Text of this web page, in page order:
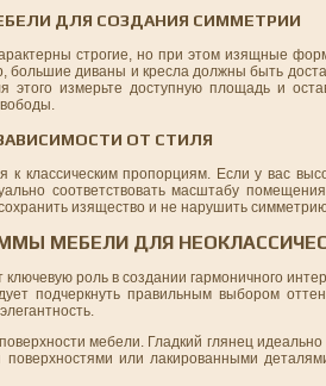
ДЛЯ СОЗДАНИЯ СИММЕТРИИ
строгие, но при этом изящные
диваны и кресла должны быть
этого измерьте доступную площадь и
ОТ СТИЛЯ
к классическим пропорциям. Если у вас
соответствовать масштабу
изящество и не нарушить симметрию
МЕБЕЛИ ДЛЯ
роль в создании гармоничного
подчеркнуть правильным выбором
мебели. Гладкий глянец
или лакированными